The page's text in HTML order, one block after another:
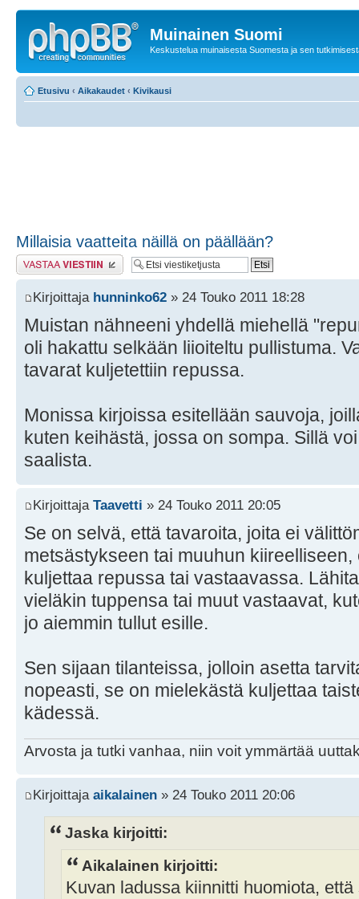
Muinainen Suomi
Keskustelua muinaisesta Suomesta ja sen
Etusivu ‹ Aikakaudet ‹ Kivikausi
Millaisia vaatteita näillä on päällään?
Lähetä vastaus
Kirjoittaja hunninko62 » 24 Touko 2011 18:28
Muistan nähneeni yhdellä miehellä
oli hakattu selkään liioiteltu pullistuma.
tavarat kuljetettiin repussa.
Monissa kirjoissa esitellään sauvoja,
kuten keihästä, jossa on sompa. Sillä
saalista.
Kirjoittaja Taavetti » 24 Touko 2011 20:05
Se on selvä, että tavaroita, joita ei
metsästykseen tai muuhun
kuljettaa repussa tai vastaavassa.
vieläkin tuppensa tai muut vastaavat,
jo aiemmin tullut esille.
Sen sijaan tilanteissa, jolloin asetta
nopeasti, se on mielekästä kuljettaa
kädessä.
Arvosta ja tutki vanhaa, niin voit ymmärtää
Kirjoittaja aikalainen » 24 Touko 2011 20:06
Jaska kirjoitti:
Aikalainen kirjoitti:
Kuvan ladussa kiinnitti huomiota,